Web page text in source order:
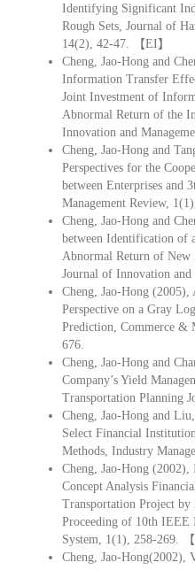
Identifying Significant
Rough Sets, Journal of
14(2), 42-47. 【EI】
Cheng, Jao-Hong and
Information Transfer
Joint Investment of
Abnormal Return of the
Innovation and
Cheng, Jao-Hong and
Perspectives for the
between Enterprises
Management Review,
Cheng, Jao-Hong and
between Identification of
Abnormal Return of New
Journal of Innovation and
Cheng, Jao-Hong
Perspective on a Gray
Prediction, Commerce &
676.
Cheng, Jao-Hong and
Company’s Yield
Transportation Planning
Cheng, Jao-Hong and
Select Financial
Methods, Industry
Cheng, Jao-Hong
Concept Analysis
Transportation Project
Proceeding of 10th IEEE
System, 1(1), 258-269. 【
Cheng, Jao-Hong(2002),